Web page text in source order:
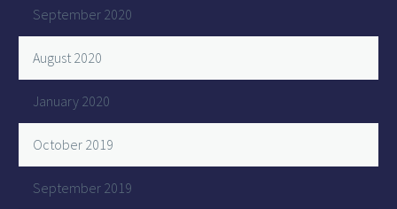
September 2020
August 2020
January 2020
October 2019
September 2019